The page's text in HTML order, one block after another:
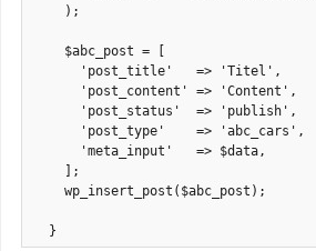
    );
    $abc_post = [
      'post_title'   => 'Titel',
      'post_content' => 'Content',
      'post_status'  => 'publish',
      'post_type'    => 'abc_cars',
      'meta_input'   => $data,
    ];
    wp_insert_post($abc_post);
  }